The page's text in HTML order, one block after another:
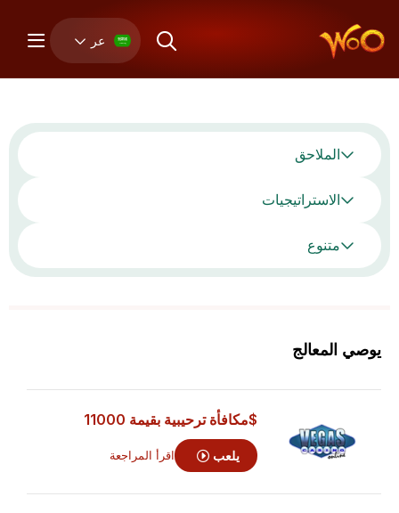
عر
الملاحق
الاستراتيجيات
متنوع
يوصي المعالج
$مكافأة ترحيبية بقيمة 11000
يلعب اقرأ المراجعة